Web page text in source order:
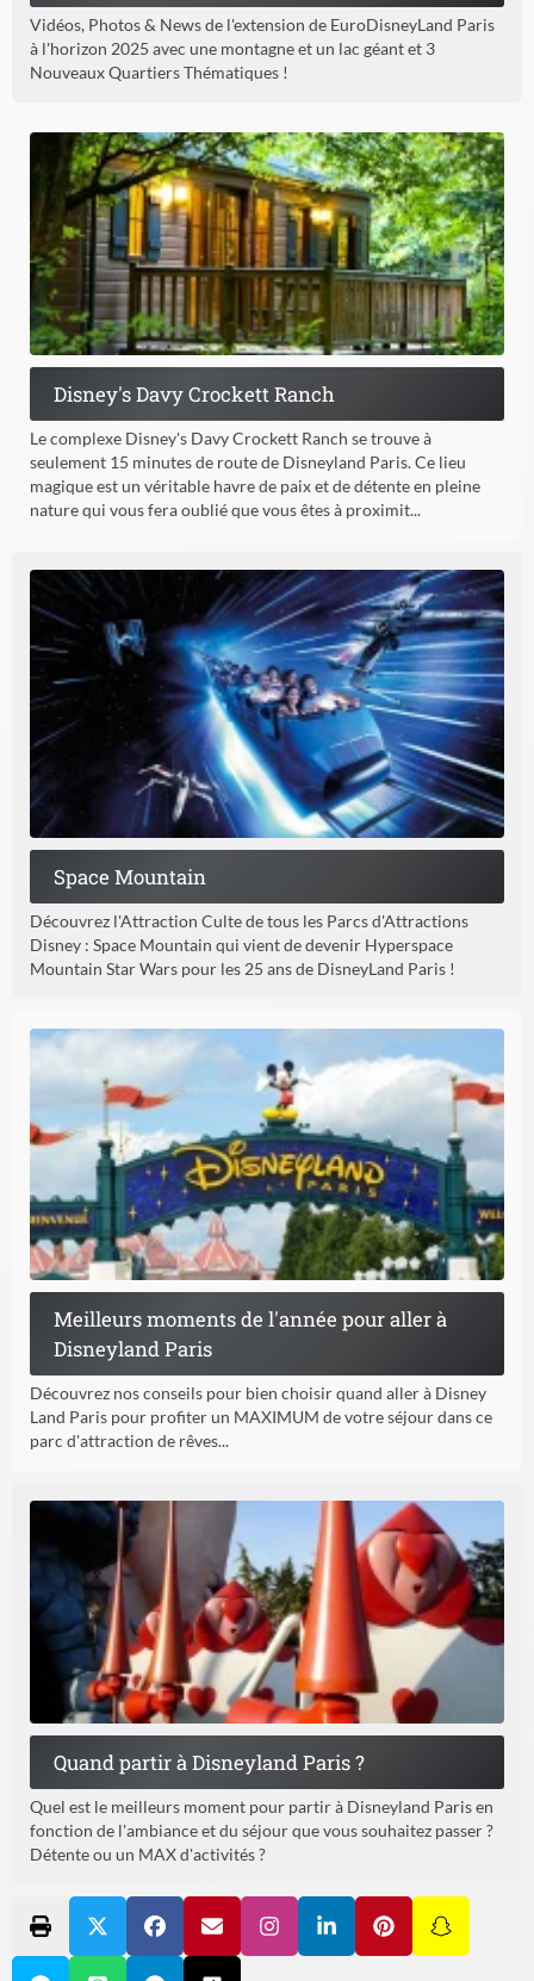
Vidéos, Photos & News de l'extension de EuroDisneyLand Paris
à l'horizon 2025 avec une montagne et un lac géant et 3
Nouveaux Quartiers Thématiques !
Disney's Davy Crockett Ranch
Le complexe Disney's Davy Crockett Ranch se trouve à
seulement 15 minutes de route de Disneyland Paris. Ce lieu
magique est un véritable havre de paix et de détente en pleine
nature qui vous fera oublié que vous êtes à proximit...
Space Mountain
Découvrez l'Attraction Culte de tous les Parcs d'Attractions
Disney : Space Mountain qui vient de devenir Hyperspace
Mountain Star Wars pour les 25 ans de DisneyLand Paris !
Meilleurs moments de l'année pour aller à
Disneyland Paris
Découvrez nos conseils pour bien choisir quand aller à Disney
Land Paris pour profiter un MAXIMUM de votre séjour dans ce
parc d'attraction de rêves...
Quand partir à Disneyland Paris ?
Quel est le meilleurs moment pour partir à Disneyland Paris en
fonction de l'ambiance et du séjour que vous souhaitez passer ?
Détente ou un MAX d'activités ?